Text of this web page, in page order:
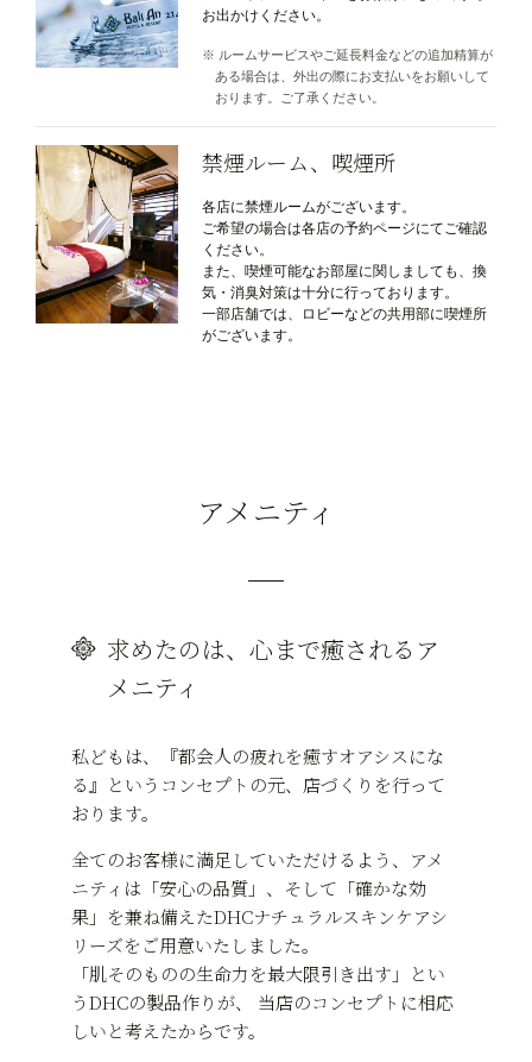
お出かけください。
ルームサービスやご延長料金などの追加精算が
ある場合は、外出の際にお支払いをお願いして
おります。ご了承ください。
禁煙ルーム、喫煙所
各店に禁煙ルームがございます。
ご希望の場合は各店の予約ページにてご確認
ください。
また、喫煙可能なお部屋に関しましても、換
気・消臭対策は十分に行っております。
一部店舗では、ロビーなどの共用部に喫煙所
がございます。
アメニティ
求めたのは、心まで癒されるア
メニティ
私どもは、『都会人の疲れを癒すオアシスにな
る』というコンセプトの元、店づくりを行って
おります。
全てのお客様に満足していただけるよう、アメ
ニティは「安心の品質」、そして「確かな効
果」を兼ね備えたDHCナチュラルスキンケアシ
リーズをご用意いたしました。
「肌そのものの生命力を最大限引き出す」とい
うDHCの製品作りが、 当店のコンセプトに相応
しいと考えたからです。